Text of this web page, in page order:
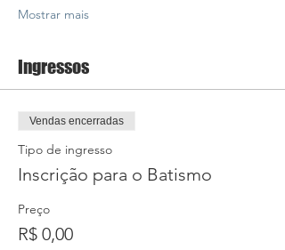
Mostrar mais
Ingressos
Vendas encerradas
Tipo de ingresso
Inscrição para o Batismo
Preço
R$ 0,00